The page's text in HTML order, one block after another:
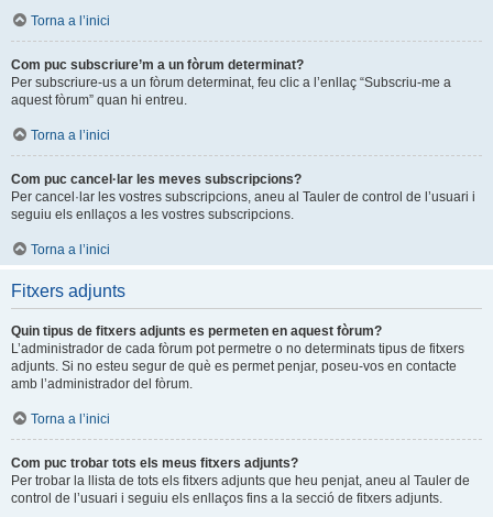
Torna a l’inici
Com puc subscriure’m a un fòrum determinat?
Per subscriure-us a un fòrum determinat, feu clic a l’enllaç “Subscriu-me a
aquest fòrum” quan hi entreu.
Torna a l’inici
Com puc cancel·lar les meves subscripcions?
Per cancel·lar les vostres subscripcions, aneu al Tauler de control de l’usuari i
seguiu els enllaços a les vostres subscripcions.
Torna a l’inici
Fitxers adjunts
Quin tipus de fitxers adjunts es permeten en aquest fòrum?
L’administrador de cada fòrum pot permetre o no determinats tipus de fitxers
adjunts. Si no esteu segur de què es permet penjar, poseu-vos en contacte
amb l’administrador del fòrum.
Torna a l’inici
Com puc trobar tots els meus fitxers adjunts?
Per trobar la llista de tots els fitxers adjunts que heu penjat, aneu al Tauler de
control de l’usuari i seguiu els enllaços fins a la secció de fitxers adjunts.